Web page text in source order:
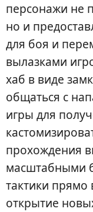
персонажи не
но и
для боя и
вылазками
хаб в виде
общаться с
игры для
прохождения
масштабными
тактики
открытие